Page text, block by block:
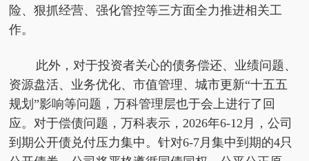
险、狠抓经营、强化管控等三方面全力推进相关工
作。
此外，对于投资者关心的债务偿还、业绩问题、
资源盘活、业务优化、市值管理、城市更新“十五五
规划”影响等问题，万科管理层也于会上进行了回
应。对于偿债问题，万科表示，2026年6-12月，公司
到期公开债兑付压力集中。针对6-7月集中到期的4只